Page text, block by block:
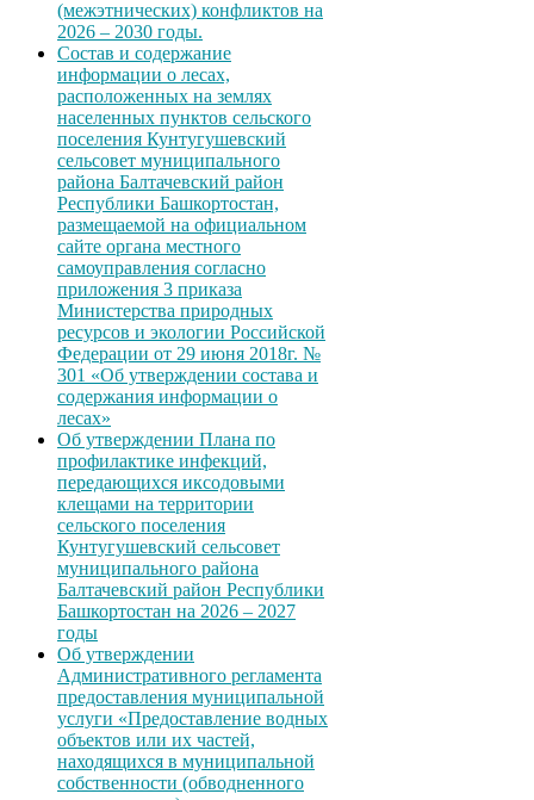
(межэтнических) конфликтов на
2026 – 2030 годы.
Состав и содержание
информации о лесах,
расположенных на землях
населенных пунктов сельского
поселения Кунтугушевский
сельсовет муниципального
района Балтачевский район
Республики Башкортостан,
размещаемой на официальном
сайте органа местного
самоуправления согласно
приложения 3 приказа
Министерства природных
ресурсов и экологии Российской
Федерации от 29 июня 2018г. №
301 «Об утверждении состава и
содержания информации о
лесах»
Об утверждении Плана по
профилактике инфекций,
передающихся иксодовыми
клещами на территории
сельского поселения
Кунтугушевский сельсовет
муниципального района
Балтачевский район Республики
Башкортостан на 2026 – 2027
годы
Об утверждении
Административного регламента
предоставления муниципальной
услуги «Предоставление водных
объектов или их частей,
находящихся в муниципальной
собственности (обводненного